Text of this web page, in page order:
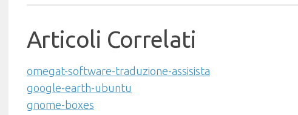
Articoli Correlati
omegat-software-traduzione-assisista
google-earth-ubuntu
gnome-boxes